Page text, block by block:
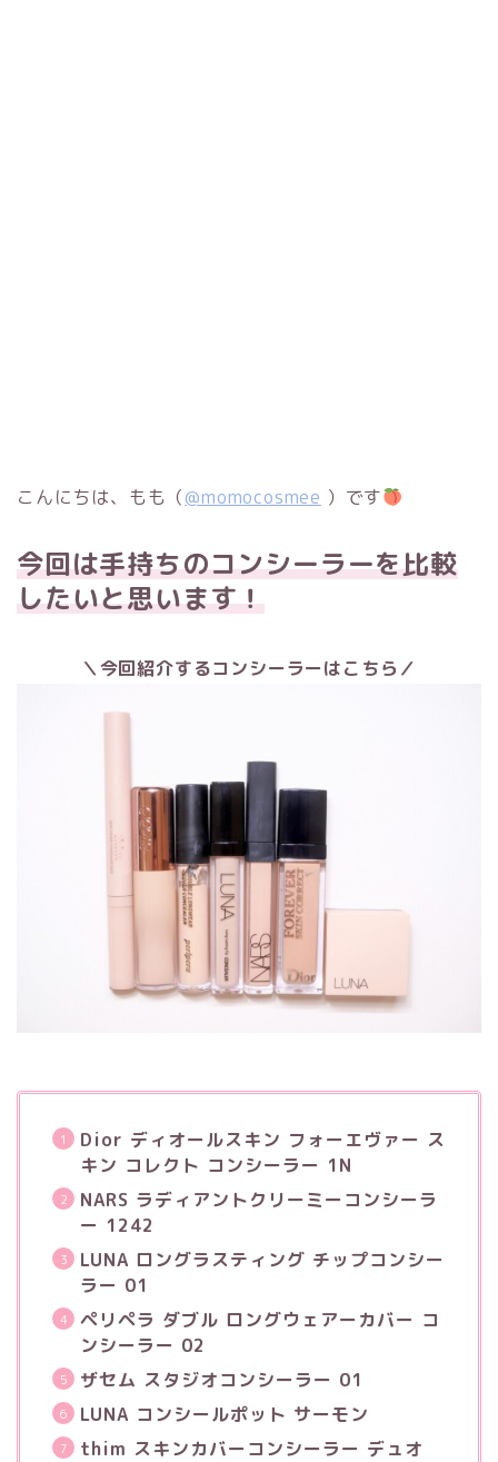
こんにちは、もも（@momocosmee ）です
今回は手持ちのコンシーラーを比較
したいと思います！
＼今回紹介するコンシーラーはこちら／
Dior ディオールスキン フォーエヴァー ス
キン コレクト コンシーラー 1N
NARS ラディアントクリーミーコンシーラ
ー 1242
LUNA ロングラスティング チップコンシー
ラー 01
ペリペラ ダブル ロングウェアーカバー コ
ンシーラー 02
ザセム スタジオコンシーラー 01
LUNA コンシールポット サーモン
thim スキンカバーコンシーラー デュオ